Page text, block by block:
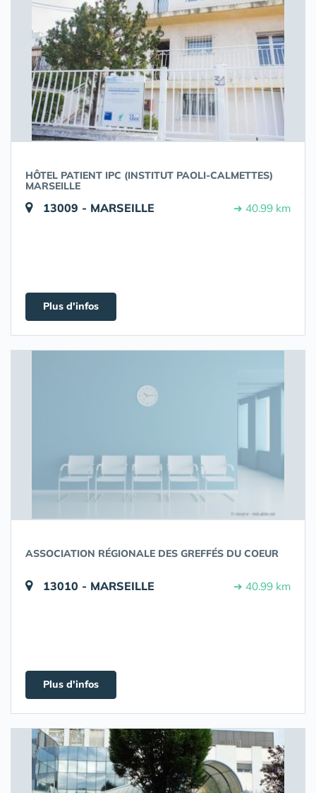
HÔTEL PATIENT IPC (INSTITUT PAOLI-CALMETTES)
MARSEILLE
13009 - MARSEILLE ➔ 40.99 km
Plus d'infos
ASSOCIATION RÉGIONALE DES GREFFÉS DU COEUR
13010 - MARSEILLE ➔ 40.99 km
Plus d'infos